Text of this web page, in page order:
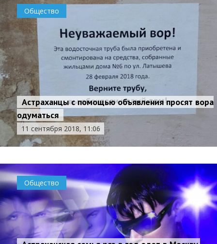
Общество
Астраханцы с помощью объявления просят вора
одуматься
11 сентября 2018, 11:06
Общество